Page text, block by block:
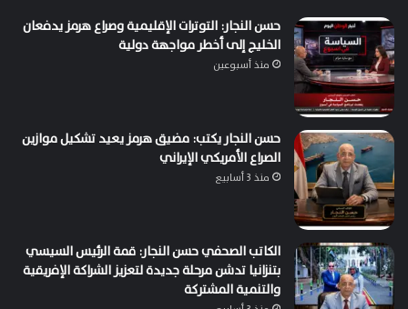
حسن النجار: التوترات الإقليمية وصراع هرمز يدفعان
الخليج إلى أخطر مواجهة دولية
منذ أسبوعين
حسن النجار يكتب: مضيق هرمز يعيد تشكيل موازين
الصراع الأمريكي الإيراني
منذ 3 أسابيع
الكاتب الصحفي حسن النجار: قمة الرئيس السيسي
بتنزانيا تدشن مرحلة جديدة لتعزيز الشراكة الإفريقية
والتنمية المشتركة